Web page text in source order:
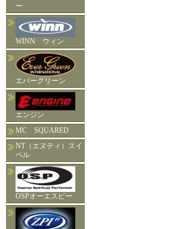
ー
WINN ウィン
エバーグリーン
エンジン
MC SQUARED
NT（エヌティ）スイ
ベル
OSPオーエスピー